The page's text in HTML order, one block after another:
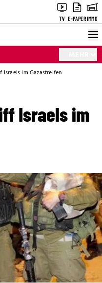
TV E-PAPERIMMO
Israels im Gazastreifen
Israels im